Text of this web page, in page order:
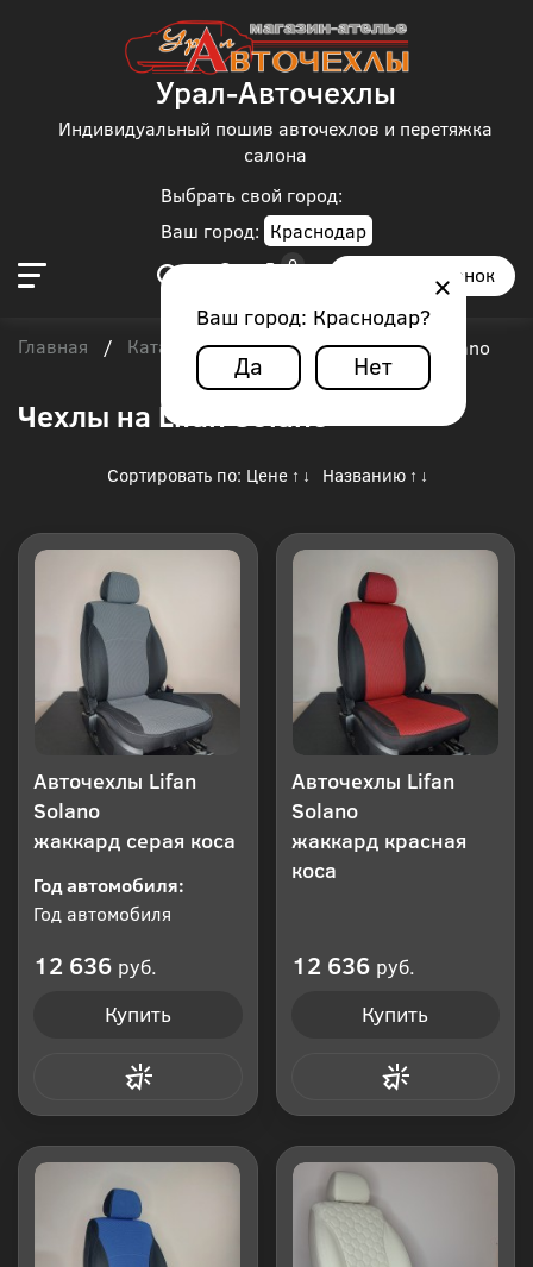
Выбрать свой город:
Ваш город: Краснодар
Ваш город: Краснодар?
Да Нет
Урал-Авточехлы
Индивидуальный пошив авточехлов и перетяжка
салона
Заказать звонок
Главная / Каталог чехлов / Lifan / Lifan Solano
Чехлы на Lifan Solano
Сортировать по: Цене ↑ ↓ Названию ↑ ↓
Авточехлы Lifan
Solano
жаккард серая коса
Год автомобиля:
Год автомобиля
12 636 руб.
Купить
Авточехлы Lifan
Solano
жаккард красная
коса
12 636 руб.
Купить